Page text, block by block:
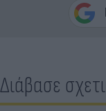
Διάβασε